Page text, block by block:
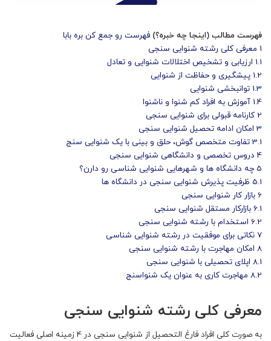
فهرست مطالب (اینجا چه خبره؟) فهرست رو جمع کن بره بابا
1 معرفی کلی رشته شنوایی سنجی
1.1 ارزیابی و تشخیص اختلالات شنوایی و تعادل
1.2 پیشگیری و حفاظت از شنوایی
1.3 توانبخشی شنوایی
1.4 آموزش به افراد کم شنوا و ناشنوا
2 کارنامه قبولی برای شنوایی سنجی
3 امکان ادامه تحصیل شنوایی سنجی
3.1 تفاوت متخصص گوش، حلق و بینی با یک شنوایی سنج
4 دروس تخصصی و دانشگاهی شنوایی سنجی
5 چه دانشگاه ها و شهرهایی شنوایی شناسی رو دارن؟
5.1 ظرفیت پذیرش شنوایی سنجی در دانشگاه ها
6 بازار کار شنوایی سنجی
6.1 بازارکار مستقل شنوایی سنجی
6.2 استخدام با رشته شنوایی سنجی
7 نکاتی برای موفقیت در رشته شنوایی شناسی
8 امکان مهاجرت با رشته شنوایی سنجی
8.1 اپلای تحصیلی با شنوایی سنجی
8.2 مهاجرت کاری به عنوان یک شنواسنج
معرفی کلی رشته شنوایی سنجی
به صورت کلی افراد فارغ التحصیل از شنوایی سنجی در 4 زمینه اصلی فعالیت